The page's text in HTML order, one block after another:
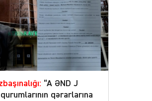
“A ƏND J
qərarlarına